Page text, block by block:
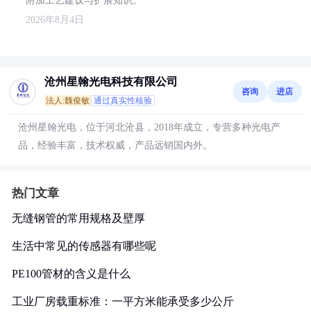
2026年8月4日
沧州星翰光电科技有限公司
法人:魏俊敏 通过真实性核验
咨询 进店
沧州星翰光电，位于河北沧县，2018年成立，专营多种光电产
品，经验丰富，技术权威，产品远销国内外。
热门文章
无缝钢管的常用规格及壁厚
生活中常见的传感器有哪些呢
PE100管材的含义是什么
工业厂房载重标准：一平方米能承受多少公斤